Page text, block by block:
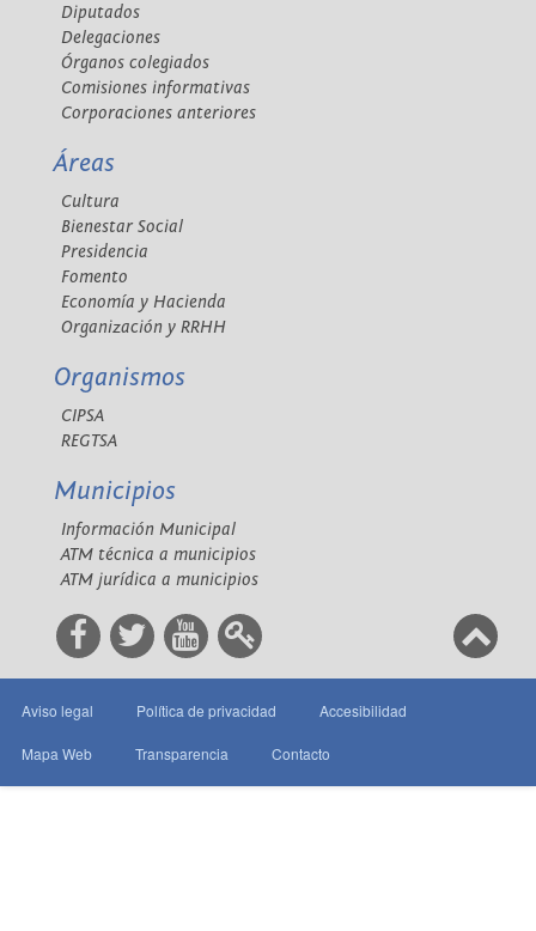
Diputados
Delegaciones
Órganos colegiados
Comisiones informativas
Corporaciones anteriores
Áreas
Cultura
Bienestar Social
Presidencia
Fomento
Economía y Hacienda
Organización y RRHH
Organismos
CIPSA
REGTSA
Municipios
Información Municipal
ATM técnica a municipios
ATM jurídica a municipios
Aviso legal Política de privacidad Accesibilidad
Mapa Web Transparencia Contacto